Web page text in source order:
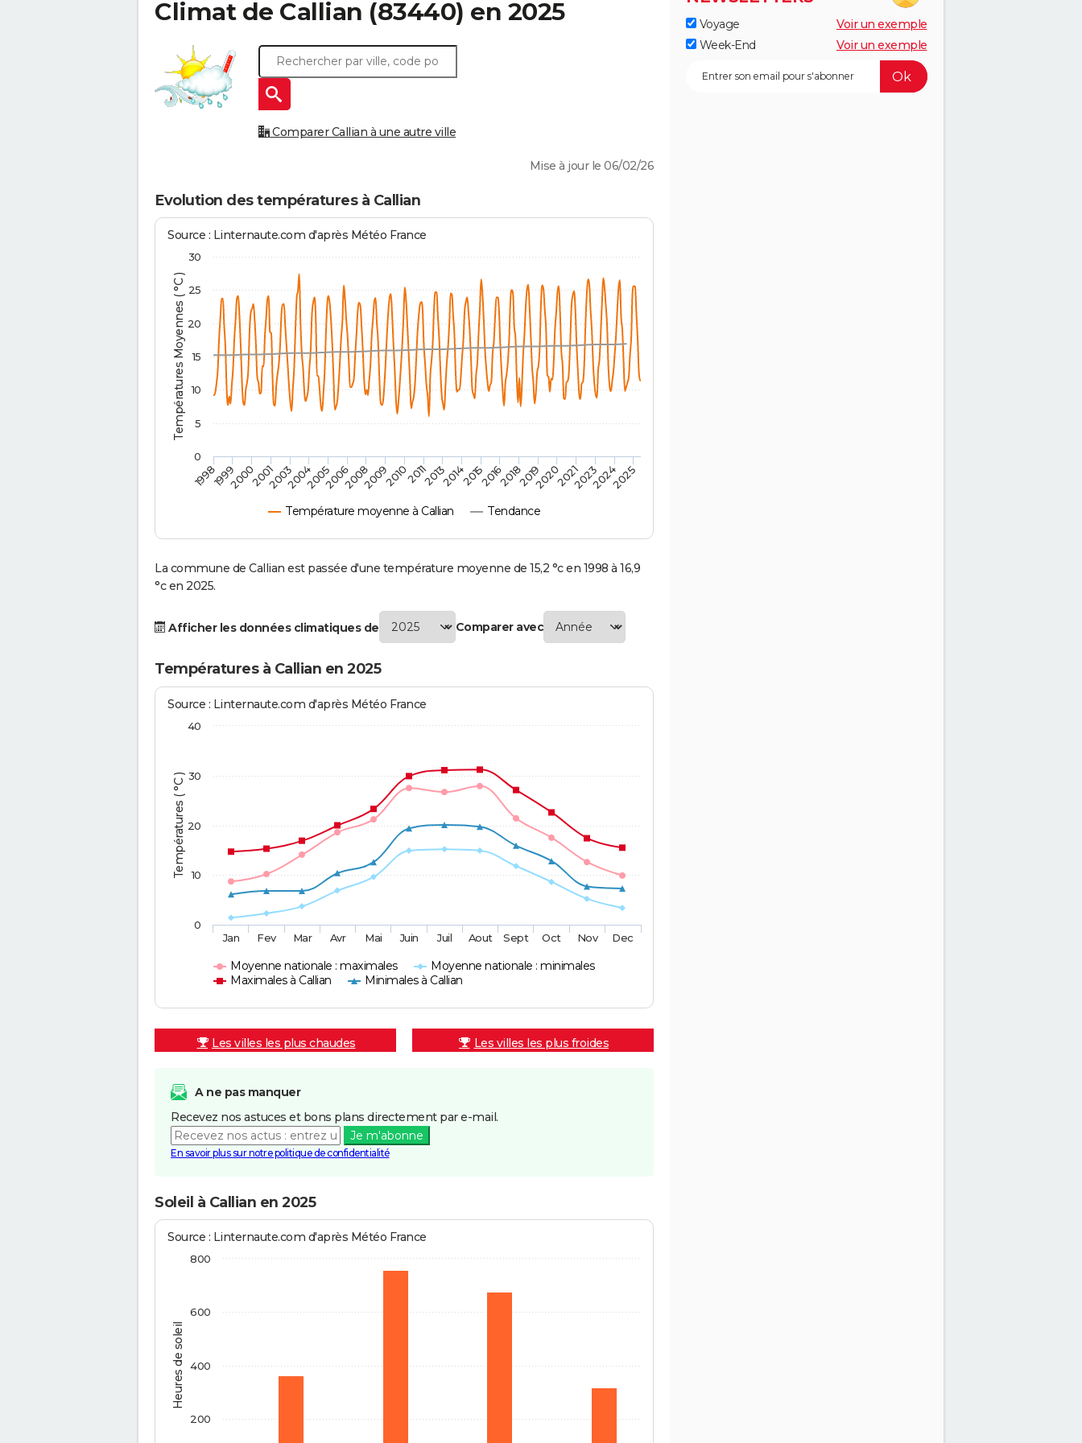
Climat de Callian (83440) en 2025
Comparer Callian à une autre ville
Mise à jour le 06/02/26
Evolution des températures à Callian
Températures Moyennes ( °C )
Source : Linternaute.com d'après Météo France
Température moyenne à Callian Tendance
1998 2014
199920002001200320042005200620082009201020112013 201520162018201920202021202320242025
0
5
10
15
20
25
30
La commune de Callian est passée d'une température moyenne de 15,2 °c en 1998 à 16,9
°c en 2025.
Afficher les données climatiques de Comparer avec
Températures à Callian en 2025
Températures ( °C )
Source : Linternaute.com d'après Météo France
Moyenne nationale : maximales
Moyenne nationale : minimales
Maximales à Callian
Minimales à Callian
Jan Fev Mar Avr Mai Juin Juil Aout Sept Oct Nov Dec
0
10
20
30
40
Les villes les plus chaudes Les villes les plus froides
A ne pas manquer
Recevez nos astuces et bons plans directement par e-mail.
Je m'abonne
En savoir plus sur notre politique de confidentialité
Soleil à Callian en 2025
Heures de soleil
Source : Linternaute.com d'après Météo France
200
400
600
800
Voyage
Voir un exemple
Week-End
Voir un exemple